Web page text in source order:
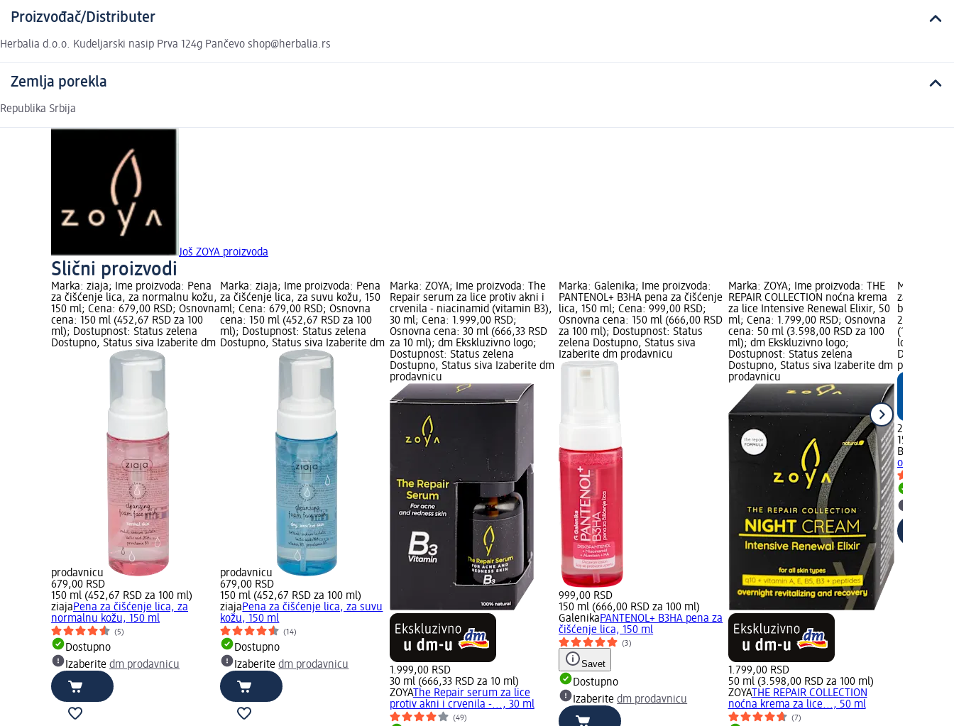
Proizvođač/Distributer
Herbalia d.o.o. Kudeljarski nasip Prva 124g Pančevo shop@herbalia.rs
Zemlja porekla
Republika Srbija
Još ZOYA proizvoda
Slični proizvodi
Marka: ziaja; Ime proizvoda: Pena
za čišćenje lica, za normalnu kožu,
150 ml; Cena: 679,00 RSD; Osnovna
cena: 150 ml (452,67 RSD za 100
ml); Dostupnost: Status zelena
Dostupno, Status siva Izaberite dm
prodavnicu
679,00 RSD
150 ml (452,67 RSD za 100 ml)
ziajaPena za čišćenje lica, za
normalnu kožu, 150 ml
(5)
Dostupno
Izaberite dm prodavnicu
Marka: ziaja; Ime proizvoda: Pena
za čišćenje lica, za suvu kožu, 150
ml; Cena: 679,00 RSD; Osnovna
cena: 150 ml (452,67 RSD za 100
ml); Dostupnost: Status zelena
Dostupno, Status siva Izaberite dm
prodavnicu
679,00 RSD
150 ml (452,67 RSD za 100 ml)
ziajaPena za čišćenje lica, za suvu
kožu, 150 ml
(14)
Dostupno
Izaberitedm prodavnicu
Marka: ZOYA; Ime proizvoda: The
Repair serum za lice protiv akni i
crvenila - niacinamid (vitamin B3),
30 ml; Cena: 1.999,00 RSD;
Osnovna cena: 30 ml (666,33 RSD
za 10 ml); dm Ekskluzivno logo;
Dostupnost: Status zelena
Dostupno, Status siva Izaberite dm
prodavnicu
1.999,00 RSD
30 ml (666,33 RSD za 10 ml)
ZOYAThe Repair serum za lice
protiv akni i crvenila -..., 30 ml
(49)
Marka: Galenika; Ime proizvoda:
PANTENOL+ B3HA pena za čišćenje
lica, 150 ml; Cena: 999,00 RSD;
Osnovna cena: 150 ml (666,00 RSD
za 100 ml); Dostupnost: Status
zelena Dostupno, Status siva
Izaberite dm prodavnicu
999,00 RSD
150 ml (666,00 RSD za 100 ml)
GalenikaPANTENOL+ B3HA pena za
čišćenje lica, 150 ml
(3)
Savet
Dostupno
Izaberitedm prodavnicu
Marka: ZOYA; Ime proizvoda: THE
REPAIR COLLECTION noćna krema
za lice Intensive Renewal Elixir, 50
ml; Cena: 1.799,00 RSD; Osnovna
cena: 50 ml (3.598,00 RSD za 100
ml); dm Ekskluzivno logo;
Dostupnost: Status zelena
Dostupno, Status siva Izaberite dm
prodavnicu
1.799,00 RSD
50 ml (3.598,00 RSD za 100 ml)
ZOYATHE REPAIR COLLECTION
noćna krema za lice..., 50 ml
(7)
Marka:
za čišćenje
bademov
299,00
(199,33
logo;
Dostupno,
prodavnicu
299,00 RSD
150 ml
Balea
osetljivu